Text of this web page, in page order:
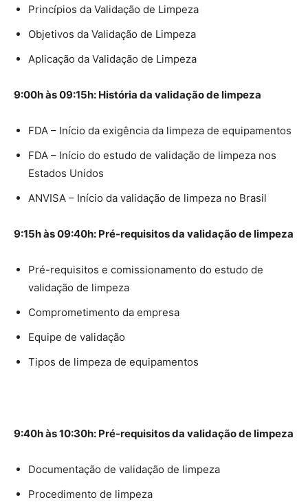
Princípios da Validação de Limpeza
Objetivos da Validação de Limpeza
Aplicação da Validação de Limpeza
9:00h às 09:15h: História da validação de limpeza
FDA – Início da exigência da limpeza de equipamentos
FDA – Início do estudo de validação de limpeza nos
Estados Unidos
ANVISA – Início da validação de limpeza no Brasil
9:15h às 09:40h: Pré-requisitos da validação de limpeza
Pré-requisitos e comissionamento do estudo de
validação de limpeza
Comprometimento da empresa
Equipe de validação
Tipos de limpeza de equipamentos
9:40h às 10:30h: Pré-requisitos da validação de limpeza
Documentação de validação de limpeza
Procedimento de limpeza